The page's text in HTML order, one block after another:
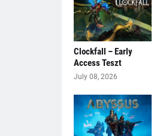
Clockfall – Early
Access Teszt
July 08, 2026